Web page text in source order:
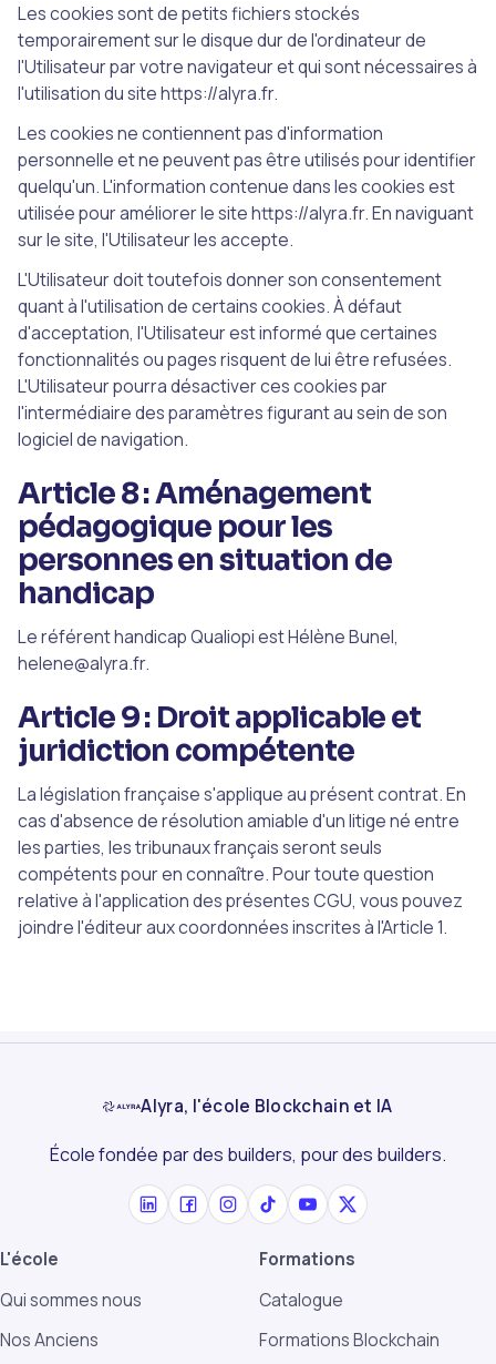
Les cookies sont de petits fichiers stockés
temporairement sur le disque dur de l'ordinateur de
l'Utilisateur par votre navigateur et qui sont nécessaires à
l'utilisation du site https://alyra.fr.
Les cookies ne contiennent pas d'information
personnelle et ne peuvent pas être utilisés pour identifier
quelqu'un. L'information contenue dans les cookies est
utilisée pour améliorer le site https://alyra.fr. En naviguant
sur le site, l'Utilisateur les accepte.
L'Utilisateur doit toutefois donner son consentement
quant à l'utilisation de certains cookies. À défaut
d'acceptation, l'Utilisateur est informé que certaines
fonctionnalités ou pages risquent de lui être refusées.
L'Utilisateur pourra désactiver ces cookies par
l'intermédiaire des paramètres figurant au sein de son
logiciel de navigation.
Article 8 : Aménagement
pédagogique pour les
personnes en situation de
handicap
Le référent handicap Qualiopi est Hélène Bunel,
helene@alyra.fr.
Article 9 : Droit applicable et
juridiction compétente
La législation française s'applique au présent contrat. En
cas d'absence de résolution amiable d'un litige né entre
les parties, les tribunaux français seront seuls
compétents pour en connaître. Pour toute question
relative à l'application des présentes CGU, vous pouvez
joindre l'éditeur aux coordonnées inscrites à l'Article 1.
Alyra, l'école Blockchain et IA
École fondée par des builders, pour des builders.
L'école
Qui sommes nous
Nos Anciens
Formations
Catalogue
Formations Blockchain